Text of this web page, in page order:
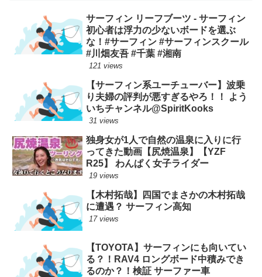
サーフィン リーフブーツ - サーフィン
初心者は浮力の少ないボードを選ぶ
な！#サーフィン #サーフィンスクール
#川畑友吾 #千葉 #湘南
121 views
【サーフィン系ユーチューバー】波乗
り夫婦の評判が悪すぎるやろ！！ よう
いちチャンネル@SpiritKooks
31 views
独身女が1人で自然の温泉に入りに行
ってきた動画【尻焼温泉】【YZF
R25】 わんぱく女子ライダー
19 views
【木村拓哉】四国でまさかの木村拓哉
に遭遇？ サーフィン高知
17 views
【TOYOTA】サーフィンにも向いてい
る？！RAV4 ロングボード中積みでき
るのか？！検証 サーファー車